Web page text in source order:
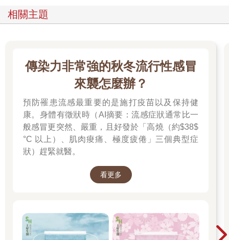
相關主題
傳染力非常強的秋冬流行性感冒
來襲怎麼辦？
預防罹患流感最重要的是施打疫苗以及保持健
康。身體有徵狀時（AI摘要：流感症狀通常比一
般感冒更突然、嚴重，且好發於「高燒（約$38$
°C 以上）、肌肉痠痛、極度疲倦」三個典型症
狀）趕緊就醫。
看更多